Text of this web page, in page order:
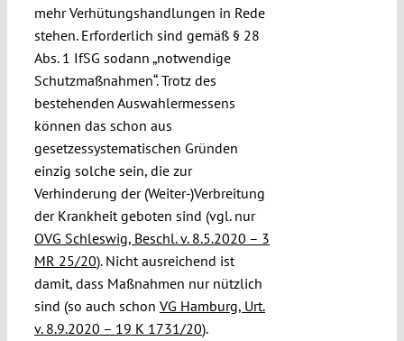
mehr Verhütungshandlungen in Rede
stehen. Erforderlich sind gemäß § 28
Abs. 1 IfSG sodann „notwendige
Schutzmaßnahmen“. Trotz des
bestehenden Auswahlermessens
können das schon aus
gesetzessystematischen Gründen
einzig solche sein, die zur
Verhinderung der (Weiter-)Verbreitung
der Krankheit geboten sind (vgl. nur
OVG Schleswig, Beschl. v. 8.5.2020 – 3
MR 25/20). Nicht ausreichend ist
damit, dass Maßnahmen nur nützlich
sind (so auch schon VG Hamburg, Urt.
v. 8.9.2020 – 19 K 1731/20).